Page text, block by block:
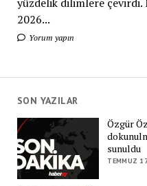
2026...
Yorum yapın
SON YAZILAR
Özgür
sunuldu
TEMMUZ